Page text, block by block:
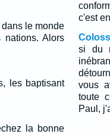
le monde
nations. Alors
les baptisant
la bonne
c'est
si du
vous
toute
Paul,